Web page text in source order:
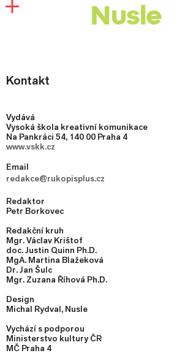
Nusle
Kontakt
Vydává
Vysoká škola kreativní komunikace
Na Pankráci 54, 140 00 Praha 4
www.vskk.cz
Email
redakce@rukopisplus.cz
Redaktor
Petr Borkovec
Redakční kruh
Mgr. Václav Krištof
doc. Justin Quinn Ph.D.
MgA. Martina Blažeková
Dr. Jan Šulc
Mgr. Zuzana Říhová Ph.D.
Design
Michal Rydval, Nusle
Vychází s podporou
Ministerstvo kultury ČR
MČ Praha 4